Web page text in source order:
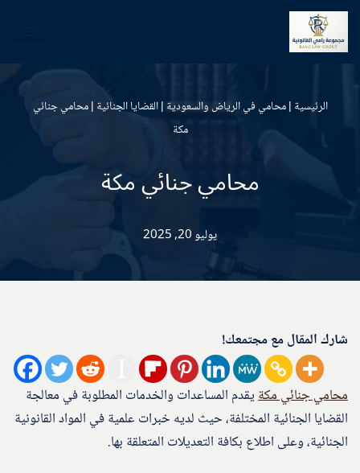
تخطى
الرئيسية |محامي في الرياض والسعودية |القضايا الجنائية |محامي جنائي
مكة
محامي جنائي مكة
يوليو 20, 2025
شارك المقال مع مجتمعك!
محامي جنائي مكةيقدم المساعدات والخدمات المطلوبة في معالجة
القضايا الجنائية المختلفة، حيث لديه خبرات علمية في المواد القانونية
الجنائية، وعلى اطلاع بكافة التعديلات المتعلقة بها.